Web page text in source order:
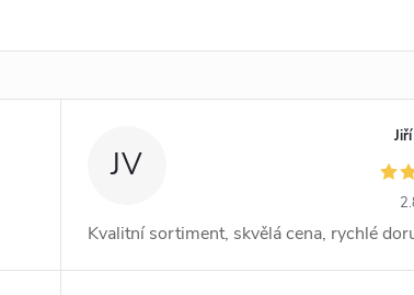
JV
Kvalitní sortiment, skvělá cena, rychlé